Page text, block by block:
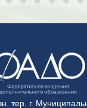
тер. г.